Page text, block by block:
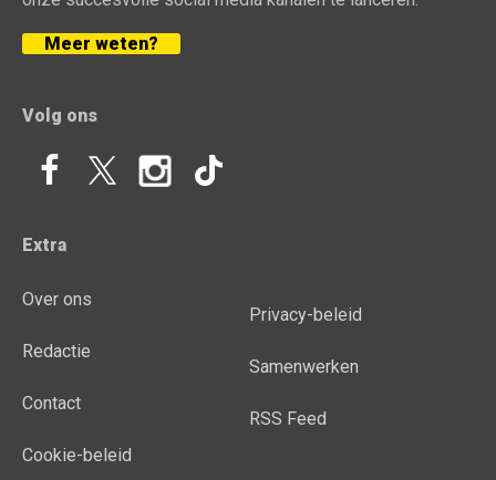
Meer weten?
Volg ons
Extra
Over ons
Redactie
Contact
Cookie-beleid
Privacy-beleid
Samenwerken
RSS Feed